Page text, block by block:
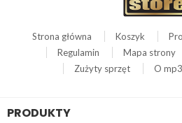
Strona główna Koszyk
Regulamin
Mapa strony
Zużyty sprzęt
O
PRODUKTY